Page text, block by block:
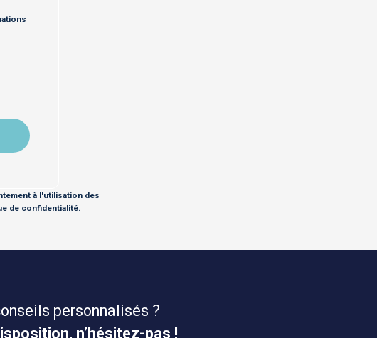
à l'utilisation des
de confidentialité.
personnalisés ?
n’hésitez-pas !